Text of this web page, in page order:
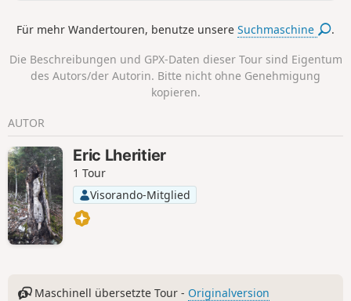
Aussichtspunkt, der einen weiten Blick über Uzès bietet.
Für mehr Wandertouren, benutze unsereSuchmaschine .
Die Beschreibungen und GPX-Daten dieser Tour sind Eigentum
des Autors/der Autorin. Bitte nicht ohne Genehmigung
kopieren.
AUTOR
Eric Lheritier
1 Tour
Visorando-Mitglied
Maschinell übersetzte Tour - Originalversion